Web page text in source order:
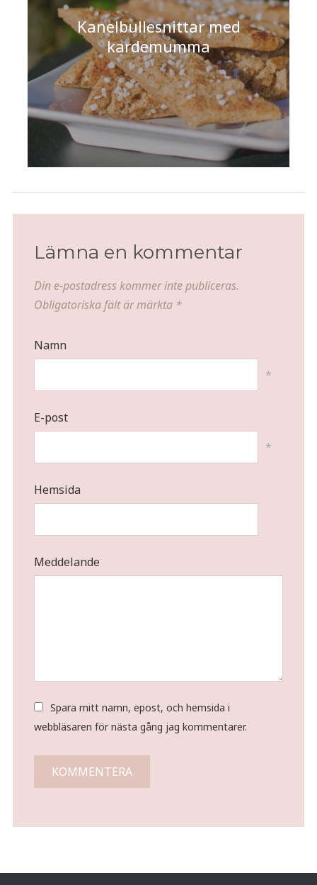
Kanelbullesnittar med
kardemumma
Lämna en kommentar
Din e-postadress kommer inte publiceras.
Obligatoriska fält är märkta *
Namn
*
E-post
*
Hemsida
Meddelande
Spara mitt namn, epost, och hemsida i
webbläsaren för nästa gång jag kommentarer.